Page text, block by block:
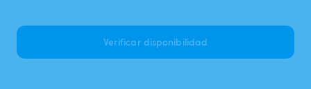
Verificar disponibilidad